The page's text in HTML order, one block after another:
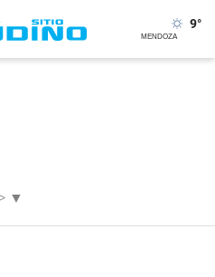
9°
> ▼